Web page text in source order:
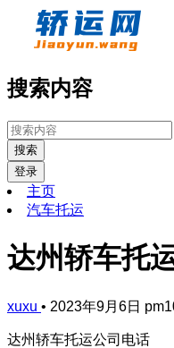
搜索内容
搜索
登录
主页
汽车托运
达州轿车托
xuxu • 2023年9月6日
达州轿车托运公司电话